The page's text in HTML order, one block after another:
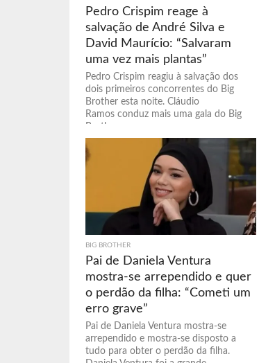
Pedro Crispim reage à
salvação de André Silva e
David Maurício: “Salvaram
uma vez mais plantas”
Pedro Crispim reagiu à salvação dos
dois primeiros concorrentes do Big
Brother esta noite. Cláudio
Ramos conduz mais uma gala do Big
Brother...
BIG BROTHER
Pai de Daniela Ventura
mostra-se arrependido e quer
o perdão da filha: “Cometi um
erro grave”
Pai de Daniela Ventura mostra-se
arrependido e mostra-se disposto a
tudo para obter o perdão da filha.